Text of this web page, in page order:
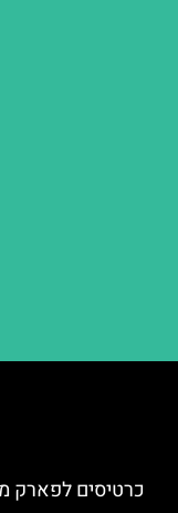
כרטיסים לפארק